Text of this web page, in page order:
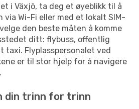
i Växjö, ta deg et øyeblikk til å
via Wi-Fi eller med et lokalt SIM-
den beste måten å komme
ditt: flybuss, offentlig
taxi. Flyplasspersonalet ved
er til stor hjelp for å navigere
din trinn for trinn